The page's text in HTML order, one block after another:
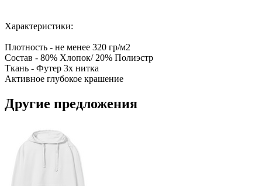
Характеристики:
Плотность - не менее 320 гр/м2
Состав - 80% Хлопок/ 20% Полиэстр
Ткань - Футер 3х нитка
Активное глубокое крашение
Другие предложения